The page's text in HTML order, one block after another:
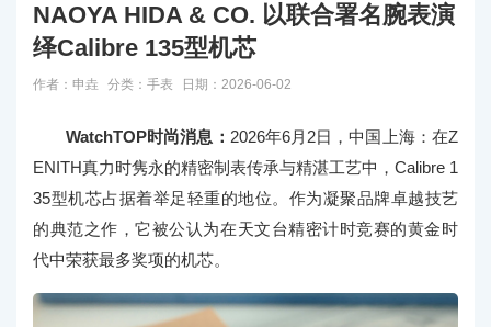
NAOYA HIDA & CO. 以联合署名腕表演
绎Calibre 135型机芯
作者：申垚 分类： 手表 日期：2026-06-02
WatchTOP时尚消息： 2026年6月2日，中国上海：在Z
ENITH真力时隽永的精密制表传承与精湛工艺中，Calibre 1
35型机芯占据着举足轻重的地位。作为凝聚品牌卓越技艺
的典范之作，它被公认为在天文台精密计时竞赛的黄金时
代中荣获最多奖项的机芯。